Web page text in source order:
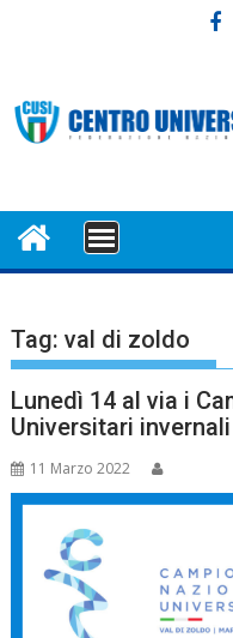
MENU
Tag:val di zoldo
Lunedì 14 al via i
Universitari
11 Marzo 2022